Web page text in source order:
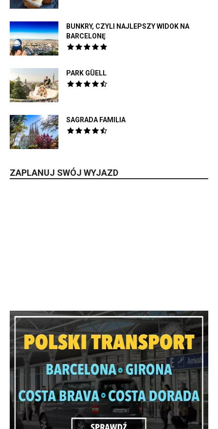
BUNKRY, CZYLI NAJLEPSZY WIDOK NA
BARCELONĘ
PARK GÜELL
SAGRADA FAMILIA
ZAPLANUJ SWÓJ WYJAZD